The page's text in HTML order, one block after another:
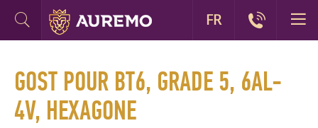
GOST POUR BT6, GRADE 5, 6AL-
4V, HEXAGONE
FR